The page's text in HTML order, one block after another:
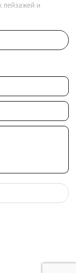
пейзажей и